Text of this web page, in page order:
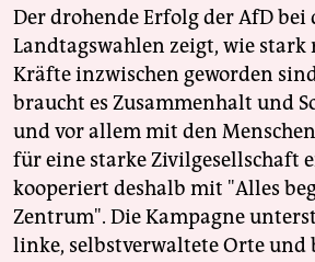
Der drohende Erfolg der AfD bei
Landtagswahlen zeigt, wie stark
Kräfte inzwischen geworden
braucht es Zusammenhalt und
und vor allem mit den
für eine starke Zivilgesellschaft
kooperiert deshalb mit "Alles
Zentrum". Die Kampagne
linke, selbstverwaltete Orte und